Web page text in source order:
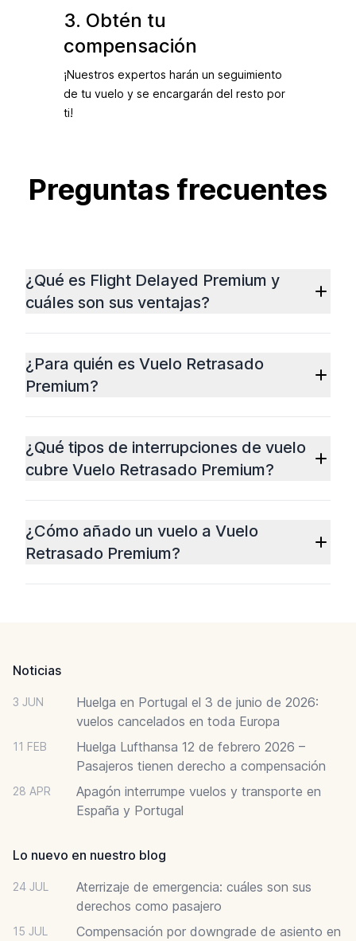
3. Obtén tu
compensación
¡Nuestros expertos harán un seguimiento
de tu vuelo y se encargarán del resto por
ti!
Preguntas frecuentes
¿Qué es Flight Delayed Premium y
cuáles son sus ventajas?
¿Para quién es Vuelo Retrasado
Premium?
¿Qué tipos de interrupciones de vuelo
cubre Vuelo Retrasado Premium?
¿Cómo añado un vuelo a Vuelo
Retrasado Premium?
Noticias
3 JUN
Huelga en Portugal el 3 de junio de 2026:
vuelos cancelados en toda Europa
11 FEB
Huelga Lufthansa 12 de febrero 2026 –
Pasajeros tienen derecho a compensación
28 APR
Apagón interrumpe vuelos y transporte en
España y Portugal
Lo nuevo en nuestro blog
24 JUL
Aterrizaje de emergencia: cuáles son sus
derechos como pasajero
15 JUL
Compensación por downgrade de asiento en